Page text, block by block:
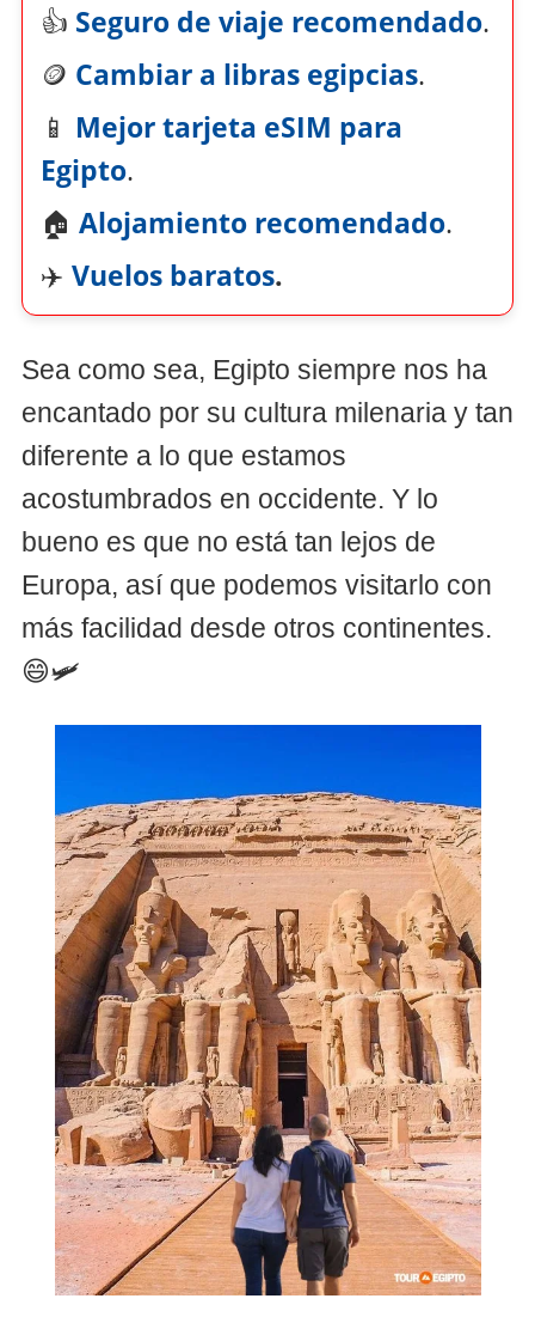
👍 Seguro de viaje recomendado.
🪙 Cambiar a libras egipcias.
📱 Mejor tarjeta eSIM para
Egipto.
🏠 Alojamiento recomendado.
✈️ Vuelos baratos.
Sea como sea, Egipto siempre nos ha
encantado por su cultura milenaria y tan
diferente a lo que estamos
acostumbrados en occidente. Y lo
bueno es que no está tan lejos de
Europa, así que podemos visitarlo con
más facilidad desde otros continentes.
😄🛩️